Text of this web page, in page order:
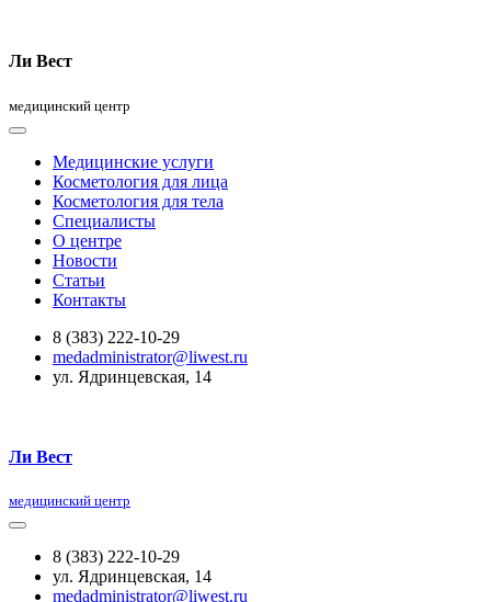
Ли Вест
медицинский центр
Медицинские услуги
Косметология для лица
Косметология для тела
Специалисты
О центре
Новости
Статьи
Контакты
8 (383) 222-10-29
medadministrator@liwest.ru
ул. Ядринцевская, 14
Ли Вест
медицинский центр
8 (383) 222-10-29
ул. Ядринцевская, 14
medadministrator@liwest.ru